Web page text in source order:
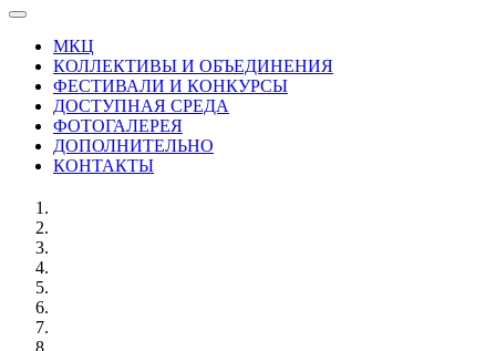
МКЦ
КОЛЛЕКТИВЫ И ОБЪЕДИНЕНИЯ
ФЕСТИВАЛИ И КОНКУРСЫ
ДОСТУПНАЯ СРЕДА
ФОТОГАЛЕРЕЯ
ДОПОЛНИТЕЛЬНО
КОНТАКТЫ